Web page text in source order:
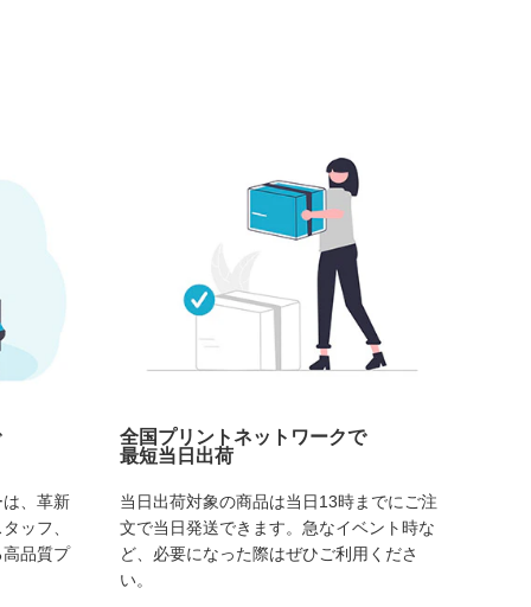
、革新
ッフ、
品質プ
全国プリントネットワークで
最短当日出荷
当日出荷対象の商品は当日13時までにご注
文で当日発送できます。急なイベント時な
ど、必要になった際はぜひご利用くださ
い。